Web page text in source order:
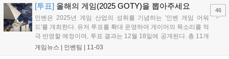
을 마무리하...
[투표] 올해의 게임(2025 GOTY)을 뽑아주세요
인벤은 2025년 게임 산업의 성취를 기념하는 '인벤 게임 어워
드'를 개최한다. 유저 투표를 확대 운영하여 게이머의 목소리를 적
극 반영할 예정이며, 투표 결과는 12월 18일에 공개된다. 총 11개
부문에서 유저 투표로 수상작을 결정하며, '올해의 게임'과 '최고
게임뉴스 | 인벤팀 | 11-03
46